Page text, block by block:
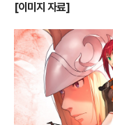
[이미지 자료]